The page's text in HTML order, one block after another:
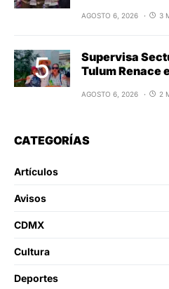
AGOSTO 6, 2026 3
Supervisa
Tulum Renace
AGOSTO 6, 2026 2
CATEGORÍAS
Artículos
Avisos
CDMX
Cultura
Deportes